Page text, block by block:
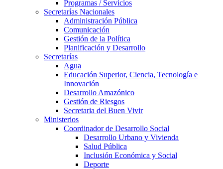
Programas / Servicios
Secretarías Nacionales
Administración Pública
Comunicación
Gestión de la Política
Planificación y Desarrollo
Secretarías
Agua
Educación Superior, Ciencia, Tecnología e
Innovación
Desarrollo Amazónico
Gestión de Riesgos
Secretaria del Buen Vivir
Ministerios
Coordinador de Desarrollo Social
Desarrollo Urbano y Vivienda
Salud Pública
Inclusión Económica y Social
Deporte